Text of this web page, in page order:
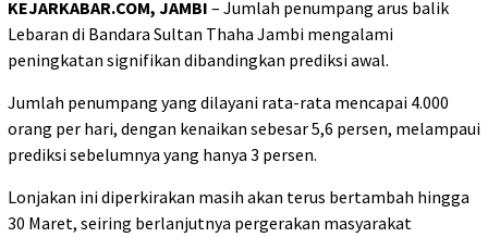
KEJARKABAR.COM, JAMBI – Jumlah penumpang arus balik
Lebaran di Bandara Sultan Thaha Jambi mengalami
peningkatan signifikan dibandingkan prediksi awal.
Jumlah penumpang yang dilayani rata-rata mencapai 4.000
orang per hari, dengan kenaikan sebesar 5,6 persen, melampaui
prediksi sebelumnya yang hanya 3 persen.
Lonjakan ini diperkirakan masih akan terus bertambah hingga
30 Maret, seiring berlanjutnya pergerakan masyarakat